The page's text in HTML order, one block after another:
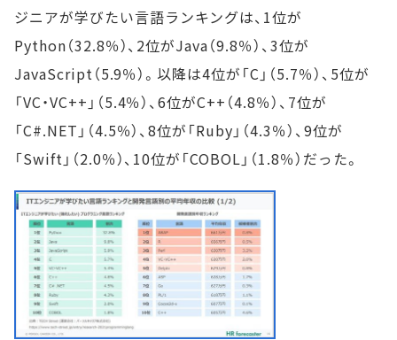
ジニアが学びたい言語ランキングは、1位が
Python（32.8％）、2位がJava（9.8％）、3位が
JavaScript（5.9％）。以降は4位が「C」（5.7％）、5位が
「VC・VC++」（5.4％）、6位がC++（4.8％）、7位が
「C#.NET」（4.5％）、8位が「Ruby」（4.3％）、9位が
「Swift」（2.0％）、10位が「COBOL」（1.8％）だった。